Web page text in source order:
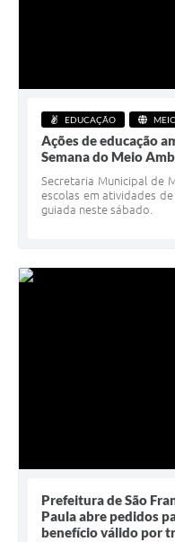
EDUCAÇÃO
Ações de educação
Semana do Meio
Secretaria Municipal de
escolas em atividades
guiada neste sábado.
Prefeitura de São
Paula abre pedidos
benefício válido por